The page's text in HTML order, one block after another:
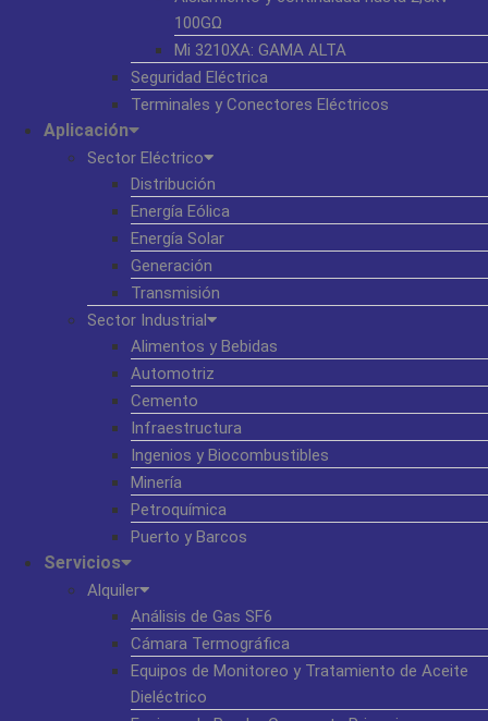
100GΩ
Mi 3210XA: GAMA ALTA
Seguridad Eléctrica
Terminales y Conectores Eléctricos
Aplicación
Sector Eléctrico
Distribución
Energía Eólica
Energía Solar
Generación
Transmisión
Sector Industrial
Alimentos y Bebidas
Automotriz
Cemento
Infraestructura
Ingenios y Biocombustibles
Minería
Petroquímica
Puerto y Barcos
Servicios
Alquiler
Análisis de Gas SF6
Cámara Termográfica
Equipos de Monitoreo y Tratamiento de Aceite
Dieléctrico